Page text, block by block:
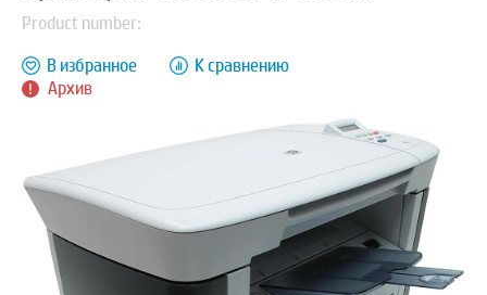
Product number:
Архив
В избранное К сравнению